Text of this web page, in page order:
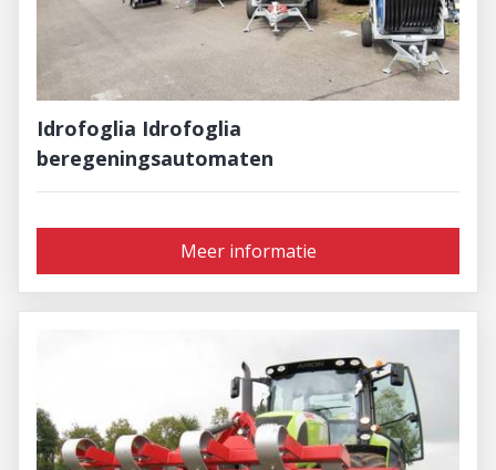
Idrofoglia Idrofoglia
beregeningsautomaten
Meer informatie